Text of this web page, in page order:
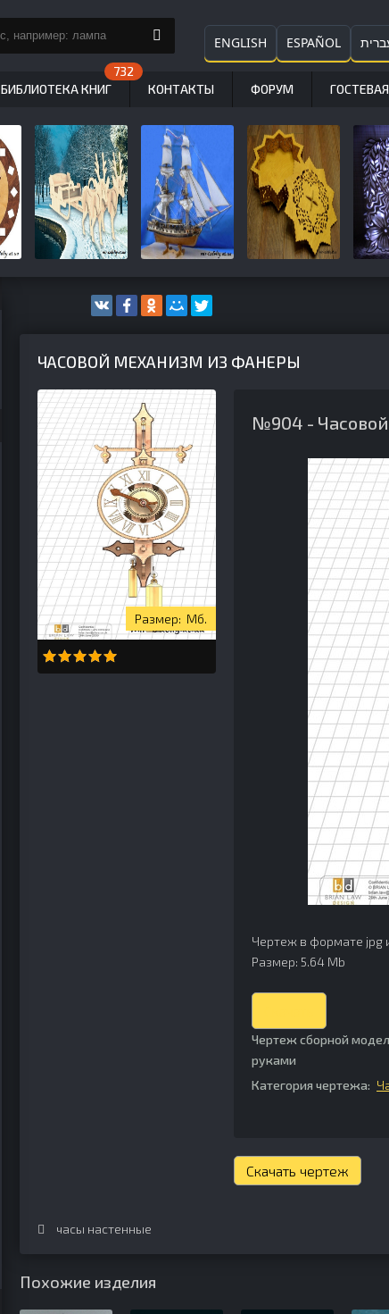
ЧАСОВОЙ МЕХАНИЗМ ИЗ ФАНЕРЫ
Мб.
№904 -
Чертеж в формате jpg
Размер: 5.64 Mb
Чертеж сборной
руками
Категория чертежа:
Скачать чертеж
часы настенные
Похожие изделия
ENGLISH ESPAÑOL
БИБЛИОТЕКА КНИГ КОНТАКТЫ ФОРУМ ГОСТЕВАЯ